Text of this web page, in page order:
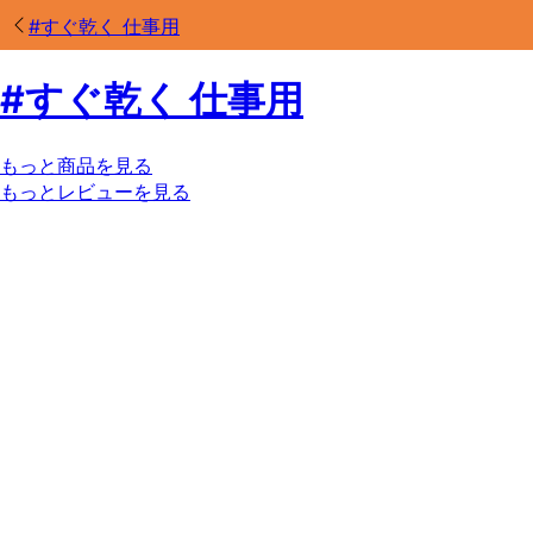
#すぐ乾く 仕事用
#すぐ乾く 仕事用
もっと商品を見る
もっとレビューを見る